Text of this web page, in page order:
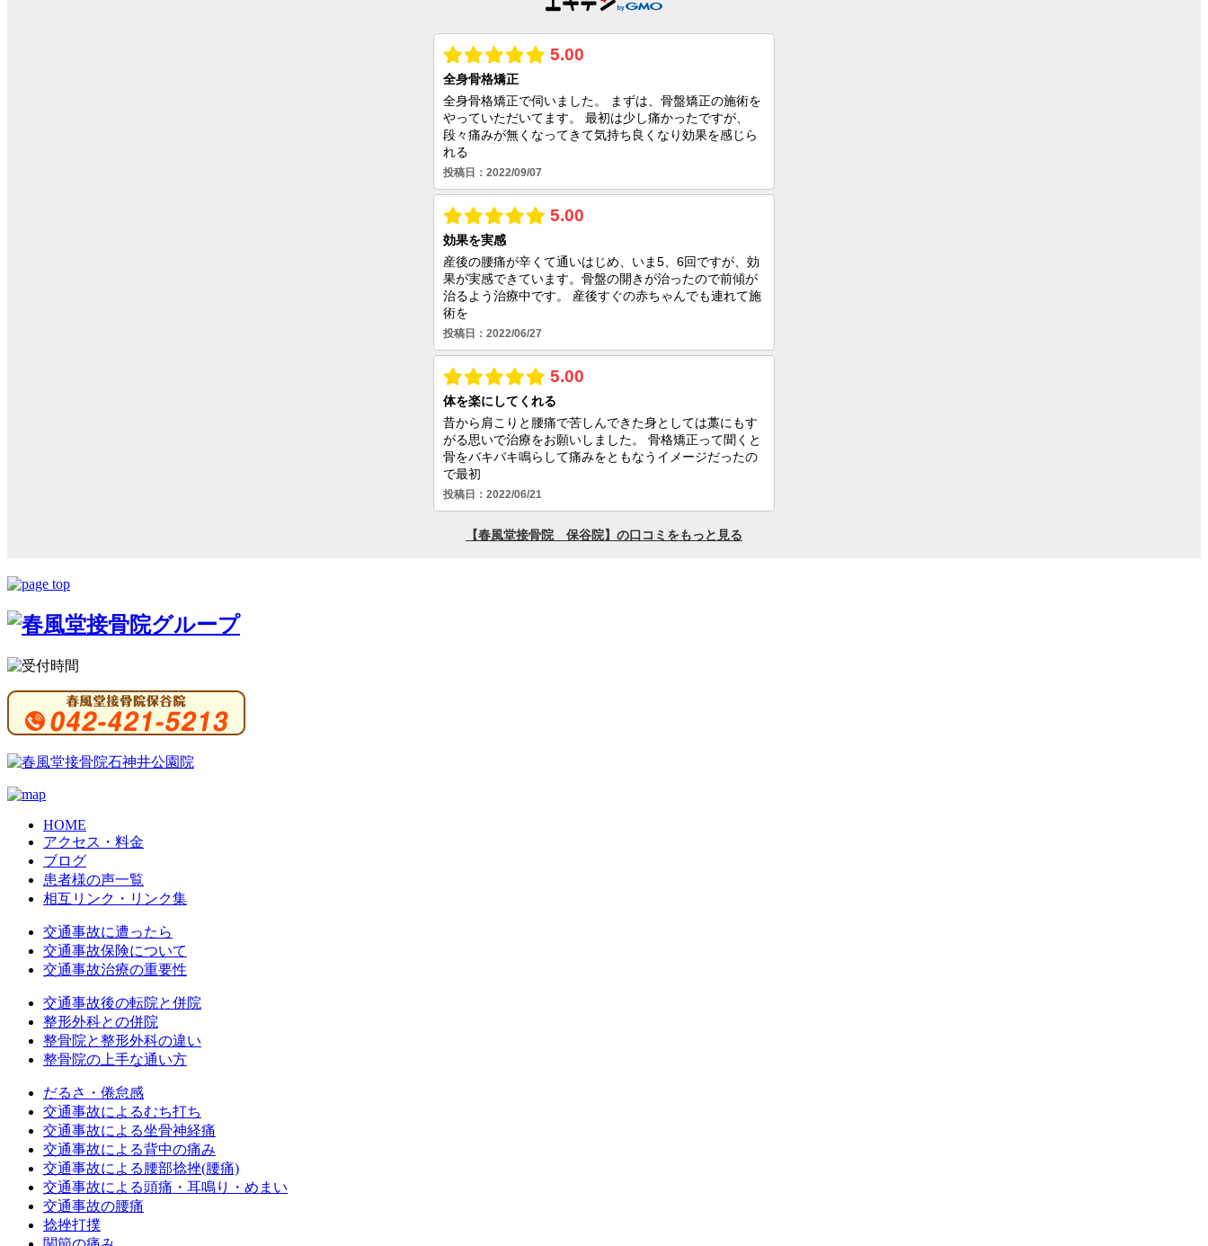
HOME
アクセス・料金
ブログ
患者様の声一覧
相互リンク・リンク集
交通事故に遭ったら
交通事故保険について
交通事故治療の重要性
交通事故後の転院と併院
整形外科との併院
整骨院と整形外科の違い
整骨院の上手な通い方
だるさ・倦怠感
交通事故によるむち打ち
交通事故による坐骨神経痛
交通事故による背中の痛み
交通事故による腰部捻挫(腰痛)
交通事故による頭痛・耳鳴り・めまい
交通事故の腰痛
捻挫打撲